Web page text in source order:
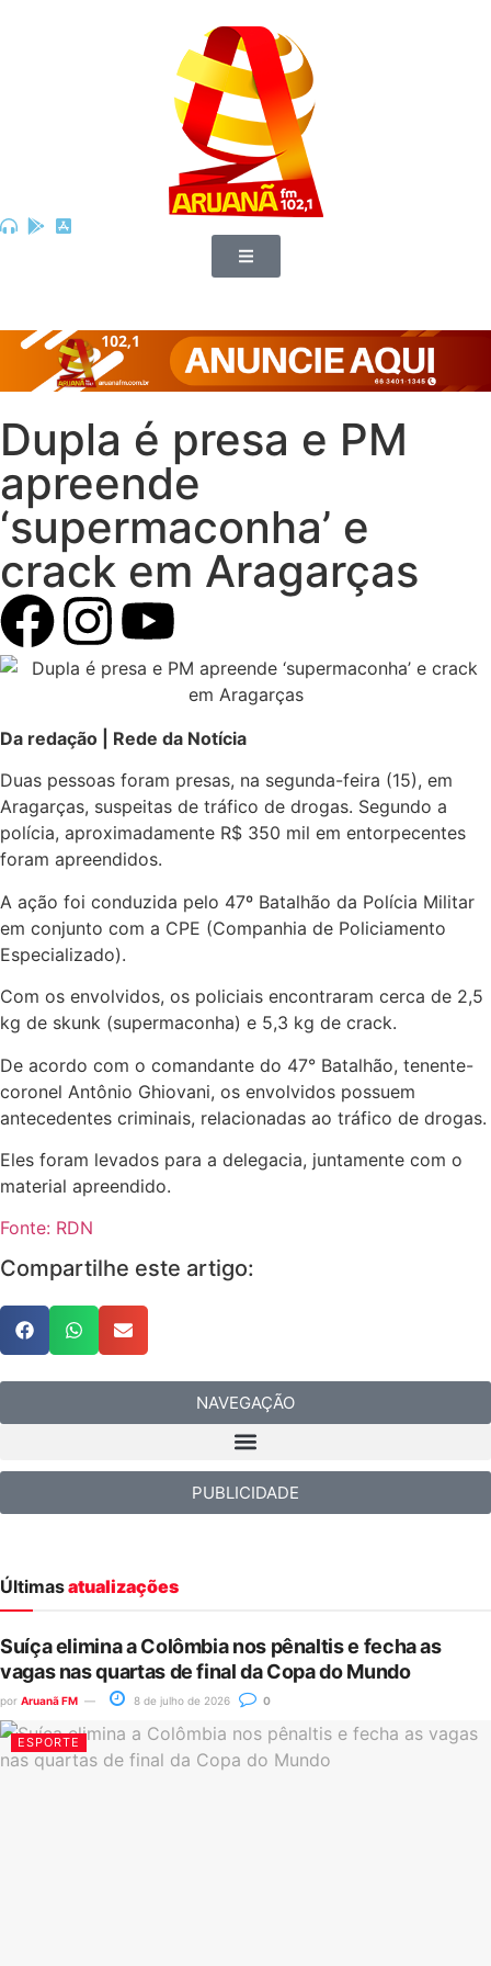
Dupla é presa e PM
apreende
‘supermaconha’ e
crack em Aragarças
Da redação | Rede da Notícia
Duas pessoas foram presas, na segunda-feira (15), em
Aragarças, suspeitas de tráfico de drogas. Segundo a
polícia, aproximadamente R$ 350 mil em entorpecentes
foram apreendidos.
A ação foi conduzida pelo 47º Batalhão da Polícia Militar
em conjunto com a CPE (Companhia de Policiamento
Especializado).
Com os envolvidos, os policiais encontraram cerca de 2,5
kg de skunk (supermaconha) e 5,3 kg de crack.
De acordo com o comandante do 47° Batalhão, tenente-
coronel Antônio Ghiovani, os envolvidos possuem
antecedentes criminais, relacionadas ao tráfico de drogas.
Eles foram levados para a delegacia, juntamente com o
material apreendido.
Fonte: RDN
Compartilhe este artigo:
NAVEGAÇÃO
PUBLICIDADE
Últimasatualizações
Suíça elimina a Colômbia nos pênaltis e fecha as
vagas nas quartas de final da Copa do Mundo
por Aruanã FM 8 de julho de 2026 0
ESPORTE